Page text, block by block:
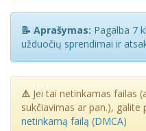
📝 Aprašymas: Pagalba 7
užduočių sprendimai ir
⚠️ Jei tai netinkamas failas
sukčiavimas ar pan.), galite
netinkamą failą (DMCA)